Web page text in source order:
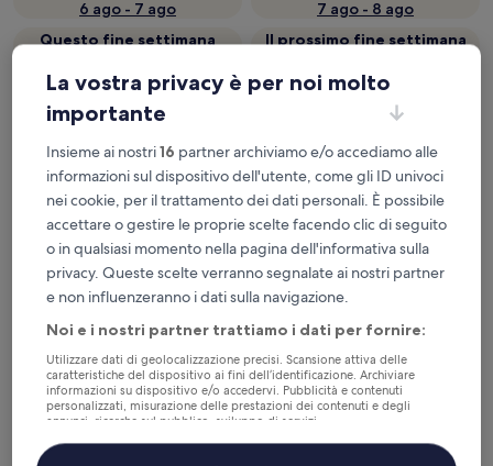
6 ago - 7 ago
7 ago - 8 ago
Questo fine settimana
Il prossimo fine settimana
Dove alloggerai Provenza-
Alpi-Costa Azzurra?
I migliori hotel a Nizza (e dintorni)
Hôtel Vacances Bleues Le Royal
Hôtel Vacances Bleues Le Royal
4
Hotel
La vostra privacy è per noi molto
importante
Insieme ai nostri16 partner archiviamo e/o accediamo alle
informazioni sul dispositivo dell'utente, come gli ID univoci
nei cookie, per il trattamento dei dati personali. È possibile
accettare o gestire le proprie scelte facendo clic di seguito
o in qualsiasi momento nella pagina dell'informativa sulla
privacy. Queste scelte verranno segnalate ai nostri partner
e non influenzeranno i dati sulla navigazione.
Noi e i nostri partner trattiamo i dati per fornire:
Utilizzare dati di geolocalizzazione precisi. Scansione attiva delle
caratteristiche del dispositivo ai fini dell’identificazione. Archiviare
informazioni su dispositivo e/o accedervi. Pubblicità e contenuti
personalizzati, misurazione delle prestazioni dei contenuti e degli
annunci, ricerche sul pubblico, sviluppo di servizi.
Elenco dei partner (fornitori)